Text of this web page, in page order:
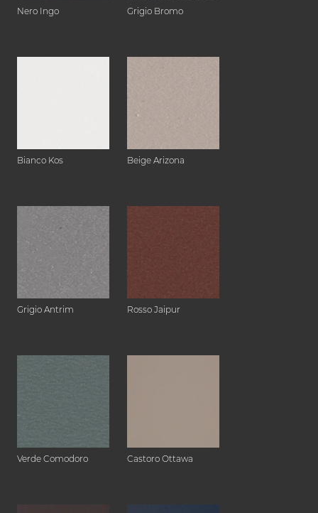
Nero Ingo Grigio Bromo
Bianco Kos Beige Arizona
Grigio Antrim Rosso Jaipur
Verde Comodoro Castoro Ottawa